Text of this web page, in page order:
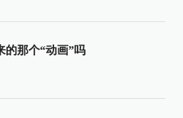
的那个“动画”吗